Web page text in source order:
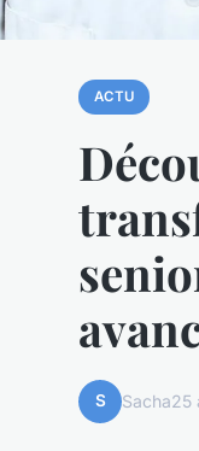
ACTU
S Sacha25